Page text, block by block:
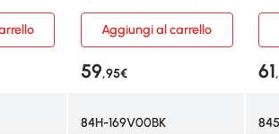
Aggiungi al carrello
59,95€ 61
84H-169V00BK